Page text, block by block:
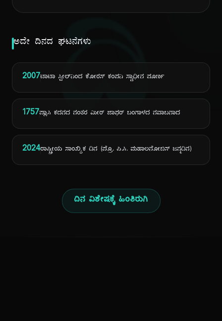
ದಿ
ಅದೇ ದಿನದ ಘಟನೆಗಳು
2007ಟಾಟಾ ಸ್ಟೀಲ್‌ನಿಂದ ಕೋರಸ್ ಕಂಪನಿ ಸ್ವಾಧೀನ ಪೂರ್ಣ
1757ಪ್ಲಾಸಿ ಕದನದ ನಂತರ ಮೀರ್ ಜಾಫರ್ ಬಂಗಾಳದ ನವಾಬನಾದ
2024ರಾಷ್ಟ್ರೀಯ ಸಾಂಖ್ಯಿಕ ದಿನ (ಪ್ರೊ. ಪಿ.ಸಿ. ಮಹಾಲನೋಬಿಸ್ ಜನ್ಮದಿನ)
ದಿನ ವಿಶೇಷಕ್ಕೆ ಹಿಂತಿರುಗಿ